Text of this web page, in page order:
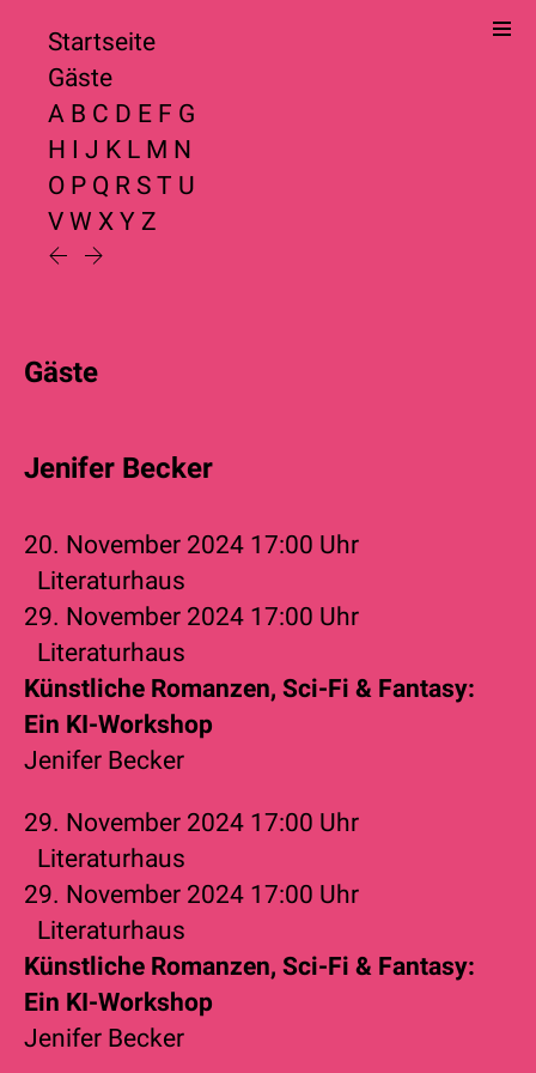
Startseite
Gäste
A B C D E F G
H I J K L M N
O P Q R S T U
V W X Y Z
Gäste
Jenifer Becker
20. November 2024 17:00 Uhr
Literaturhaus
29. November 2024 17:00 Uhr
Literaturhaus
Künstliche Romanzen, Sci-Fi & Fantasy:
Ein KI-Workshop
Jenifer Becker
29. November 2024 17:00 Uhr
Literaturhaus
29. November 2024 17:00 Uhr
Literaturhaus
Künstliche Romanzen, Sci-Fi & Fantasy:
Ein KI-Workshop
Jenifer Becker